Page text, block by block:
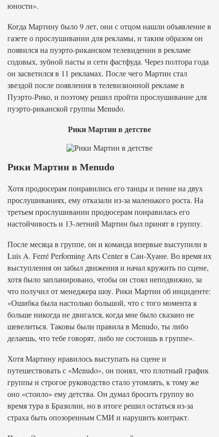
юности».
Когда Мартину было 9 лет, они с отцом нашли объявление в
газете о прослушивании для рекламы, и таким образом он
появился на пуэрто-риканском телевидении в рекламе
содовых, зубной пасты и сети фастфуда. Через полтора года
он засветился в 11 рекламах. После чего Мартин стал
звездой после появления в телевизионной рекламе в
Пуэрто-Рико, и поэтому решил пройти прослушивание для
пуэрто-риканской группы Menudo.
Рики Мартин в детстве
Рики Мартин в Menudo
Хотя продюсерам понравились его танцы и пение на двух
прослушиваниях, ему отказали из-за маленького роста. На
третьем прослушивании продюсерам понравилась его
настойчивость и 13-летний Мартин был принят в группу.
После месяца в группе, он и команда впервые выступили в
Luis A. Ferré Performing Arts Center в Сан-Хуане. Во время их
выступления он забыл движения и начал кружить по сцене,
хотя было запланировано, чтобы он стоял неподвижно, за
что получил от менеджера шоу. Рики Мартин об инциденте:
«Ошибка была настолько большой, что с того момента я
больше никогда не двигался, когда мне было сказано не
шевелиться. Таковы были правила в Menudo, ты либо
делаешь, что тебе говорят, либо не состоишь в группе».
Хотя Мартину нравилось выступать на сцене и
путешествовать с «Menudo», он понял, что плотный график
группы и строгое руководство стало утомлять, к тому же
оно «стоило» ему детства. Он думал бросить группу во
время тура в Бразилии, но в итоге решил остаться из-за
страха быть опозоренным СМИ и нарушить контракт.